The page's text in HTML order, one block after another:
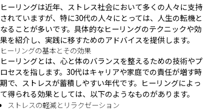
ヒーリングは近年、ストレス社会において多くの人々に支持
されていますが、特に30代の人々にとっては、人生の転機と
なることが多いです。具体的なヒーリングのテクニックや効
果を紹介し、実践に移すためのアドバイスを提供します。
ヒーリングの基本とその効果
ヒーリングとは、心と体のバランスを整えるための技術やプ
ロセスを指します。30代はキャリアや家庭での責任が増す時
期で、ストレスが蓄積しやすい年代です。ヒーリングによっ
て得られる効果としては、以下のようなものがあります。
ストレスの軽減とリラクゼーション